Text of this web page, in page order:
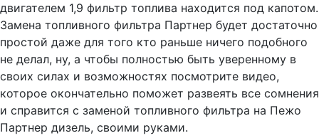
двигателем 1,9 фильтр топлива находится под капотом.
Замена топливного фильтра Партнер будет достаточно
простой даже для того кто раньше ничего подобного
не делал, ну, а чтобы полностью быть уверенному в
своих силах и возможностях посмотрите видео,
которое окончательно поможет развеять все сомнения
и справится с заменой топливного фильтра на Пежо
Партнер дизель, своими руками.